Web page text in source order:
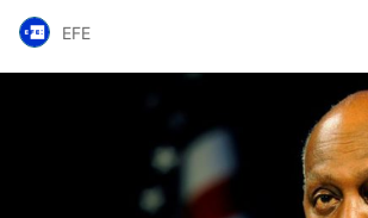
EFE